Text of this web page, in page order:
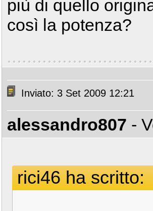
più di quello
così la potenza?
Inviato: 3 Set 2009 12:21
alessandro807 -
rici46 ha scritto: